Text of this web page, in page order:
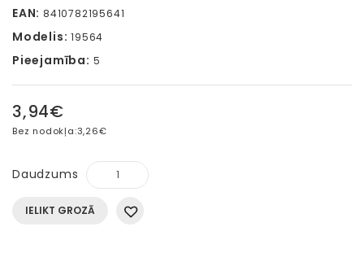
EAN: 8410782195641
Modelis: 19564
Pieejamība: 5
3,94€
Bez nodokļa:3,26€
Daudzums
IELIKT GROZĀ